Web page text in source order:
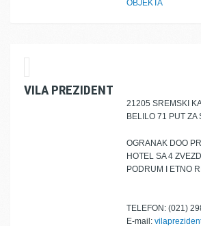
OBJEKTA
VILA PREZIDENT
21205 SREMSKI
BELILO 71 PUT ZA
OGRANAK DOO
HOTEL SA 4
PODRUM I ETNO
TELEFON: (021)
E-mail: